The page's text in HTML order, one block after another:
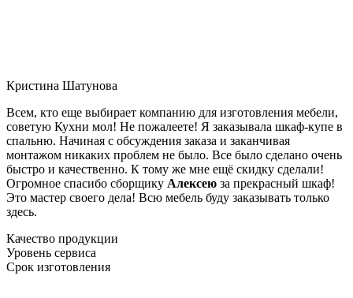
Кристина Шатунова
Всем, кто еще выбирает компанию для изготовления мебели,
советую Кухни мол! Не пожалеете! Я заказывала шкаф-купе в
спальню. Начиная с обсуждения заказа и заканчивая
монтажом никаких проблем не было. Все было сделано очень
быстро и качественно. К тому же мне ещё скидку сделали!
Огромное спасибо сборщику Алексею за прекрасный шкаф!
Это мастер своего дела! Всю мебель буду заказывать только
здесь.
Качество продукции
Уровень сервиса
Срок изготовления